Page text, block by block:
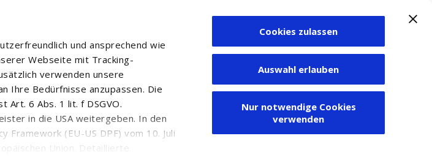
und ansprechend wie
Webseite mit Tracking-
verwenden unsere
Ihre Bedürfnisse anzupassen. Die
Art. 6 Abs. 1 lit. f DSGVO.
in die USA weitergeben. In den
Framework (EU-US DPF) vom 10. Juli
Union. Detaillierte
Cookies zulassen
Auswahl erlauben
Nur notwendige Cookies
verwenden
Zum Depot